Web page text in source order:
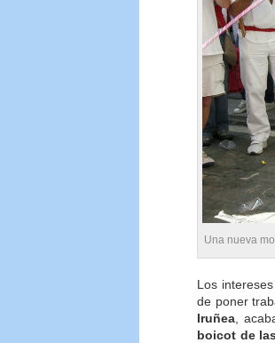
Una nueva
Los
de poner
Iruñea ,
boicot de